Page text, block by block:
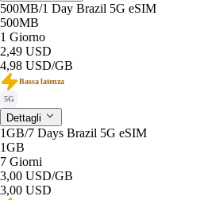
500MB/1 Day Brazil 5G eSIM
500MB
1 Giorno
2,49 USD
4,98 USD/GB
Bassa latenza
5G
Dettagli
1GB/7 Days Brazil 5G eSIM
1GB
7 Giorni
3,00 USD/GB
3,00 USD